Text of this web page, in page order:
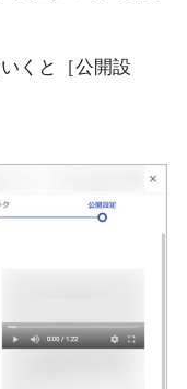
くと［公開設